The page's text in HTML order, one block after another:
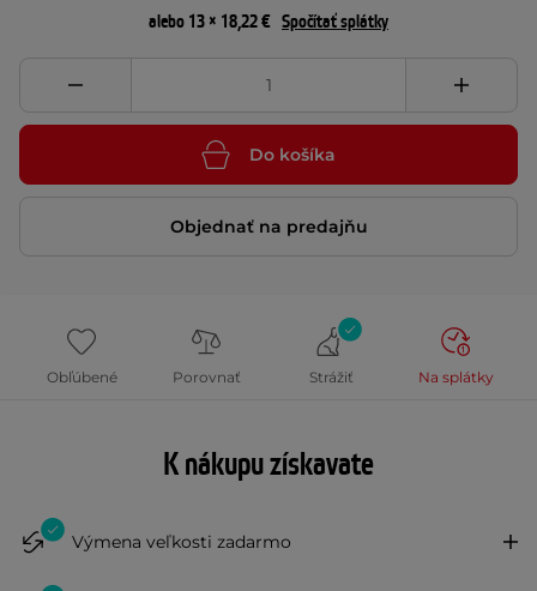
alebo 13 × 18,22 € Spočítať splátky
Do košíka
Objednať na predajňu
Obľúbené Porovnať Strážiť Na splátky
K nákupu získavate
Výmena veľkosti zadarmo